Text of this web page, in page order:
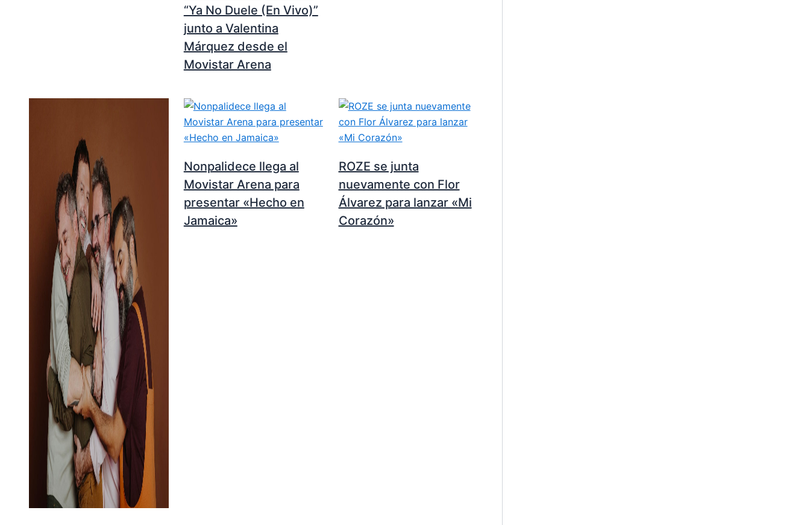
“Ya No Duele (En Vivo)”
junto a Valentina
Márquez desde el
Movistar Arena
Nonpalidece llega al
Movistar Arena para
presentar «Hecho en
Jamaica»
ROZE se junta
nuevamente con Flor
Álvarez para lanzar «Mi
Corazón»